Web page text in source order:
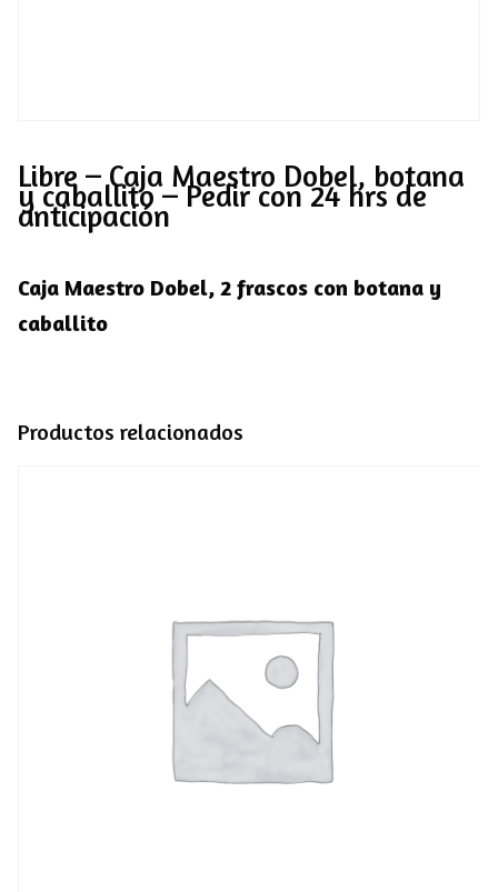
Libre – Caja Maestro Dobel, botana
y caballito – Pedir con 24 hrs de
anticipación
Caja Maestro Dobel, 2 frascos con botana y
caballito
Productos relacionados